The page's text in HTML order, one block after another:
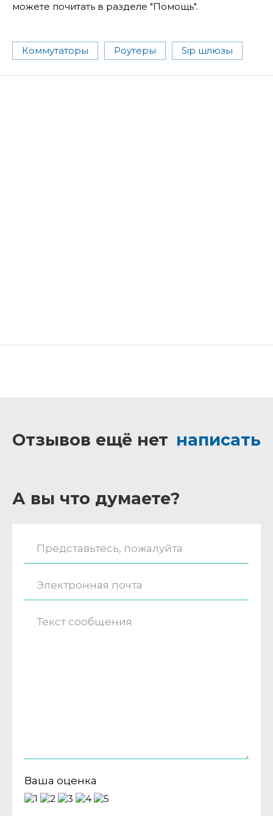
можете почитать в разделе "Помощь".
Коммутаторы Роутеры Sip шлюзы
Отзывов ещё нет написать
А вы что думаете?
Ваша оценка